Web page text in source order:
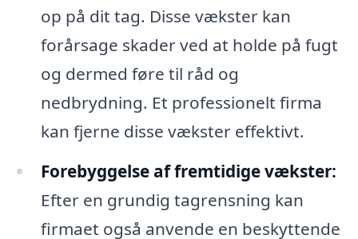
op på dit tag. Disse vækster kan
forårsage skader ved at holde på fugt
og dermed føre til råd og
nedbrydning. Et professionelt firma
kan fjerne disse vækster effektivt.
Forebyggelse af fremtidige vækster:
Efter en grundig tagrensning kan
firmaet også anvende en beskyttende